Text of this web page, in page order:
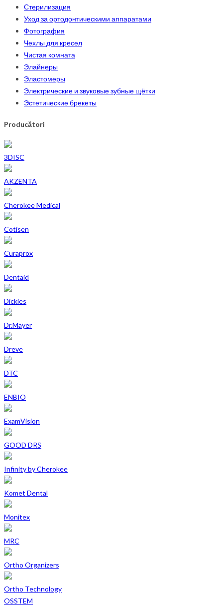
Стерилизация
Уход за ортодонтическими аппаратами
Фотография
Чехлы для кресел
Чистая комната
Элайнеры
Эластомеры
Электрические и звуковые зубные щётки
Эстетические брекеты
Producători
3DISC
AKZENTA
Cherokee Medical
Cotisen
Curaprox
Dentaid
Dickies
Dr.Mayer
Dreve
DTC
ENBIO
ExamVision
GOOD DRS
Infinity by Cherokee
Komet Dental
Monitex
MRC
Ortho Organizers
Ortho Technology
OSSTEM